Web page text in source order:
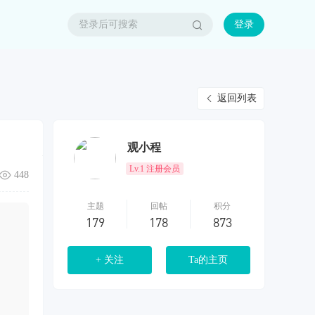
登录
返回列表
448
观小程
Lv.1 注册会员
主题
179
回帖
178
积分
873
+ 关注 Ta的主页